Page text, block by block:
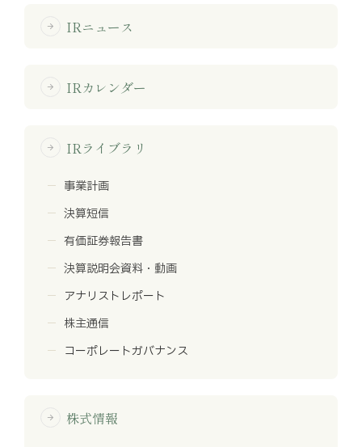
arrow_forward IRニュース
arrow_forward IRカレンダー
arrow_forward IRライブラリ
事業計画
決算短信
有価証券報告書
決算説明会資料・動画
アナリストレポート
株主通信
コーポレートガバナンス
arrow_forward 株式情報